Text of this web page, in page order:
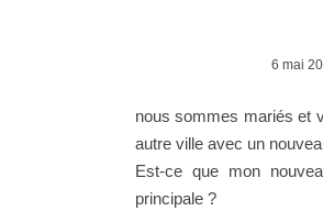
6 mai
nous sommes mariés et
autre ville avec un
Est-ce que mon
principale ?